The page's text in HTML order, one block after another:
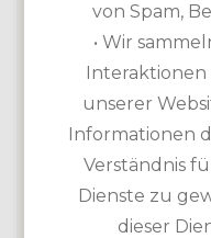
Länge 6.713m
Handicap
Putting Green,
Green,
Ausrüstung
Trolley, Elektro
von Spam,
• Wir
Interaktionen
unserer
Informationen
Verständnis
Dienste zu
dieser